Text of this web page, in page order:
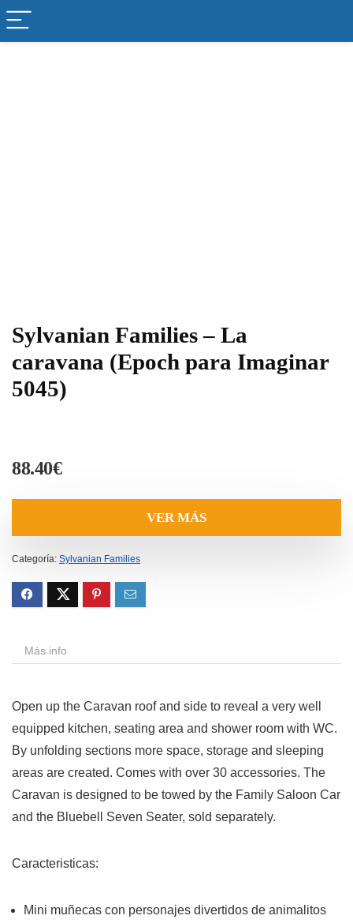
Sylvanian Families – La
caravana (Epoch para Imaginar
5045)
88.40€
VER MÁS
Categoría: Sylvanian Families
Más info
Open up the Caravan roof and side to reveal a very well
equipped kitchen, seating area and shower room with WC.
By unfolding sections more space, storage and sleeping
areas are created. Comes with over 30 accessories. The
Caravan is designed to be towed by the Family Saloon Car
and the Bluebell Seven Seater, sold separately.
Caracteristicas:
Mini muñecas con personajes divertidos de animalitos